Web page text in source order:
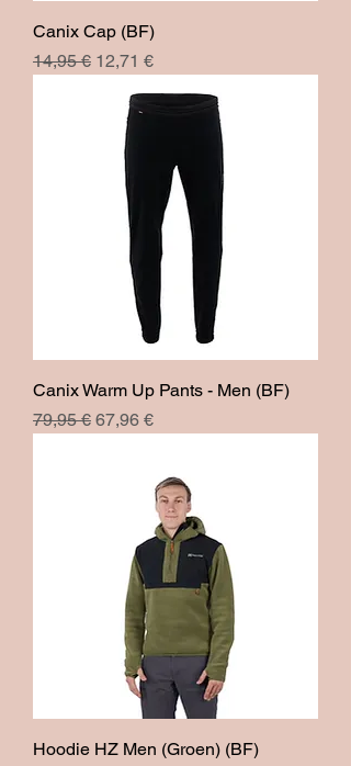
Canix Cap (BF)
Prix original
14,95 € Prix promotionnel
12,71 €
Canix Warm Up Pants - Men (BF)
Prix original
79,95 € Prix promotionnel
67,96 €
Hoodie HZ Men (Groen) (BF)